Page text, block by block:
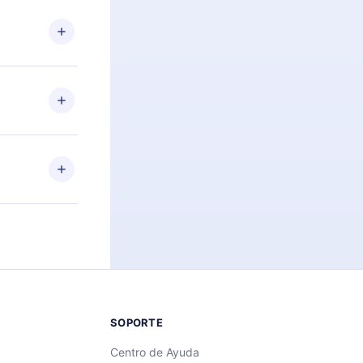
el
de
más de
leer o
iOS,
momento
SOPORTE
Centro de Ayuda